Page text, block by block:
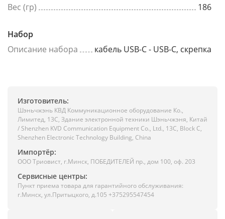
Вес (гр)
186
Набор
Описание набора
кабель USB-C - USB-C, скрепка
Изготовитель:
Шэньчжэнь КВД Коммуникационное оборудование Ко.,
Лимитед, 13C, Здание электронной техники Шэньчжэня, Китай
/ Shenzhen KVD Communication Equipment Co., Ltd., 13C, Block C,
Shenzhen Electronic Technology Building, China
Импортёр:
ООО Триовист, г.Минск, ПОБЕДИТЕЛЕЙ пр., дом 100, оф. 203
Сервисные центры:
Пункт приема товара для гарантийного обслуживания:
г.Минск, ул.Притыцкого, д.105 +375295547454